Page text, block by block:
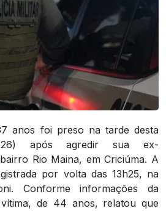
anos foi preso na tarde desta
(26) após agredir sua ex-
Rio Maina, em Criciúma. A
por volta das 13h25, na
Conforme informações da
de 44 anos, relatou que